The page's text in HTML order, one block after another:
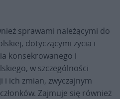
sprawami należącymi do
dotyczącymi życia i
konsekrowanego i
w szczególności
ich zmian, zwyczajnym
Zajmuje się również